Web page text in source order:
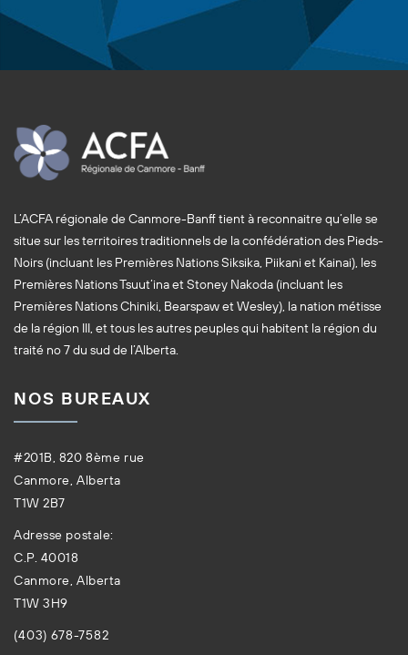
L’ACFA régionale de Canmore-Banff tient à reconnaitre qu’elle se
situe sur les territoires traditionnels de la confédération des Pieds-
Noirs (incluant les Premières Nations Siksika, Piikani et Kainai), les
Premières Nations Tsuut’ina et Stoney Nakoda (incluant les
Premières Nations Chiniki, Bearspaw et Wesley), la nation métisse
de la région III, et tous les autres peuples qui habitent la région du
traité no 7 du sud de l’Alberta.
NOS BUREAUX
#201B, 820 8ème rue
Canmore, Alberta
T1W 2B7
Adresse postale:
C.P. 40018
Canmore, Alberta
T1W 3H9
(403) 678-7582